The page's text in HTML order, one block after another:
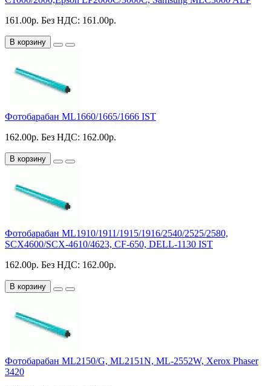
161.00р. Без НДС: 161.00р.
В корзину
Фотобарабан ML1660/1665/1666 IST
162.00р. Без НДС: 162.00р.
В корзину
Фотобарабан ML1910/1911/1915/1916/2540/2525/2580,
SCX4600/SCX-4610/4623, CF-650, DELL-1130 IST
162.00р. Без НДС: 162.00р.
В корзину
Фотобарабан ML2150/G, ML2151N, ML-2552W, Xerox Phaser
3420